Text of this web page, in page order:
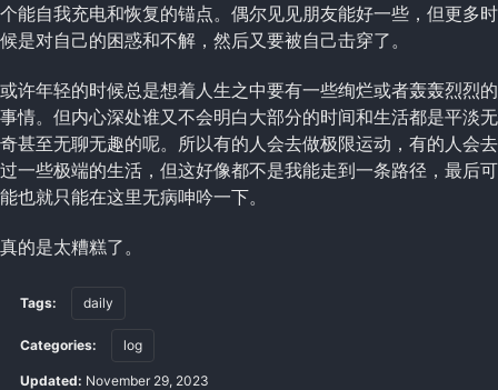
个能自我充电和恢复的锚点。偶尔见见朋友能好一些，但更多时
候是对自己的困惑和不解，然后又要被自己击穿了。
或许年轻的时候总是想着人生之中要有一些绚烂或者轰轰烈烈的
事情。但内心深处谁又不会明白大部分的时间和生活都是平淡无
奇甚至无聊无趣的呢。所以有的人会去做极限运动，有的人会去
过一些极端的生活，但这好像都不是我能走到一条路径，最后可
能也就只能在这里无病呻吟一下。
真的是太糟糕了。
Tags: daily
Categories: log
Updated: November 29, 2023